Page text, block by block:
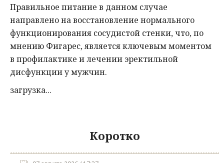
Правильное питание в данном случае
направлено на восстановление нормального
функционирования сосудистой стенки, что, по
мнению Фигарес, является ключевым моментом
в профилактике и лечении эректильной
дисфункции у мужчин.
загрузка...
Коротко